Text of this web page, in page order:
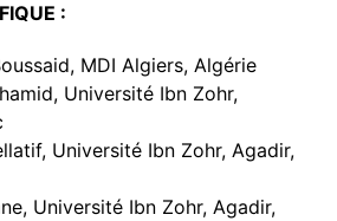
:
MDI Algiers, Algérie
Université Ibn Zohr,
Université Ibn Zohr, Agadir,
Université Ibn Zohr, Agadir,